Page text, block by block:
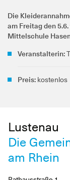
Die
am Freitag den
Mittelschule
Veranstalterin:
Preis: kostenlos
Lustenau
Die
am Rhein